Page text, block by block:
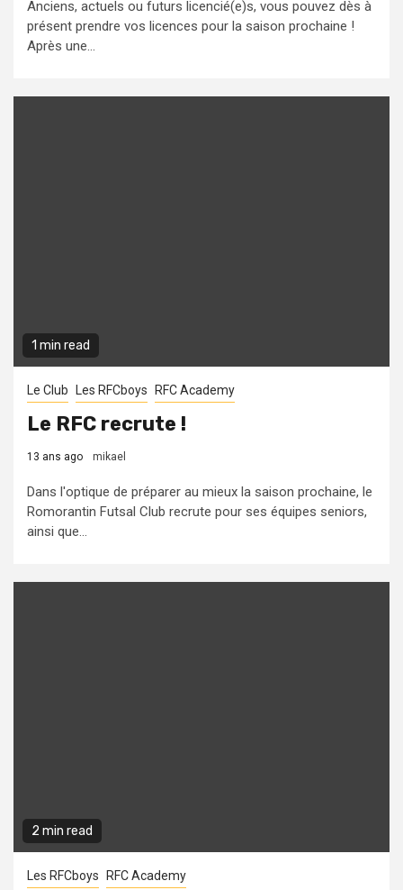
Anciens, actuels ou futurs licencié(e)s, vous pouvez dès à
présent prendre vos licences pour la saison prochaine !
Après une...
1 min read
Le Club Les RFCboys RFC Academy
Le RFC recrute !
13 ans ago mikael
Dans l'optique de préparer au mieux la saison prochaine, le
Romorantin Futsal Club recrute pour ses équipes seniors,
ainsi que...
2 min read
Les RFCboys RFC Academy